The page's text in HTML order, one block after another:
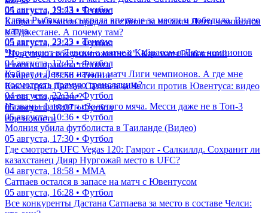
05 августа, 23:23 • Теннис
Кайрат за 6 часов продал все билеты на матч Лиги чемпионов
в Туркестане. А почему там?
05 августа, 22:32 • Футбол
"Чувствую себя уничтоженной". Как матч Рыбакиной
изменил правила тенниса
05 августа, 19:56 • Теннис
Как сыграл Дастан Сатпаев за Челси против Ювентуса: видео
матча, что дальше?
05 августа, 18:07 • Футбол
еще новости
04 августа, 19:43 • Футбол
Елена Рыбакина сыграла впервые за месяц и победила. Видео
матча
05 августа, 23:23 • Теннис
Что думают в Левски о матче с Кайратом в Лиге чемпионов
04 августа, 12:42 • Футбол
Кайрат и Левски начали матч Лиги чемпионов. А где мне
посмотреть прямую трансляцию?
04 августа, 22:34 • Футбол
Названы фавориты Золотого мяча. Месси даже не в Топ-3
05 августа, 10:36 • Футбол
Молния убила футболиста в Таиланде (Видео)
05 августа, 17:30 • Футбол
Где смотреть UFC Vegas 120: Гамрот - Салкиллд. Сохранит ли
казахстанец Дияр Нургожай место в UFC?
04 августа, 18:58 • ММА
Сатпаев остался в запасе на матч с Ювентусом
05 августа, 16:28 • Футбол
Все конкуренты Дастана Сатпаева за место в составе Челси: